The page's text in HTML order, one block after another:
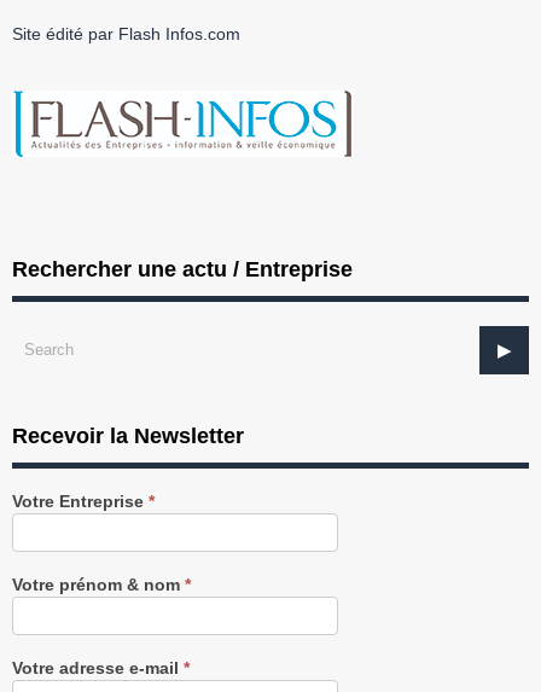
Site édité par Flash Infos.com
Rechercher une actu / Entreprise
Recevoir la Newsletter
Recevez
notre
gratuitement
Votre Entreprise *
Votre prénom & nom *
Votre adresse e-mail *